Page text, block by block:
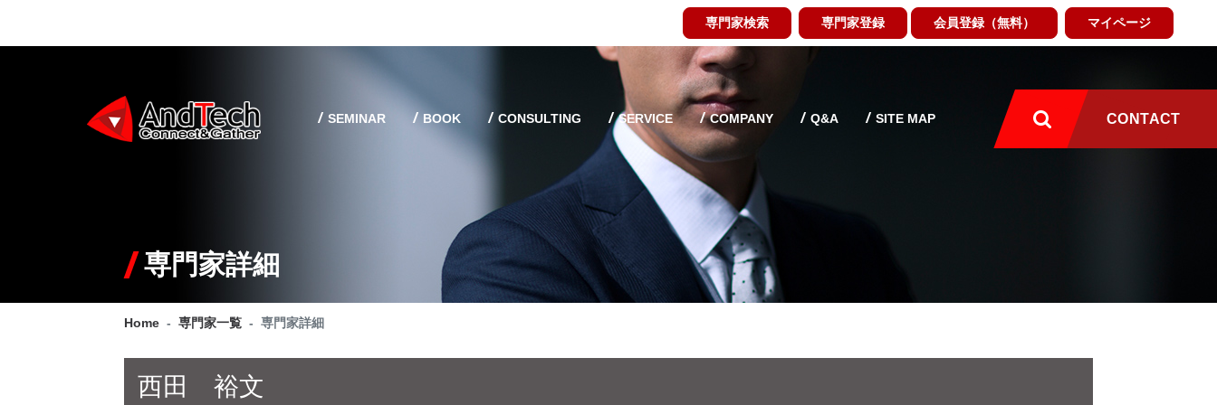
専門家検索 専門家登録 会員登録（無料） マイページ
SEMINAR BOOK CONSULTING SERVICE COMPANY Q&A SITE MAP CONTACT
専門家詳細
Home 専門家一覧 専門家詳細
西田 裕文